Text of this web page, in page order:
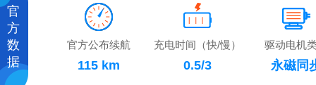
官
方
数
据
官方公布续航
115 km
充电时间（快/慢）
0.5/3
驱动电机
永磁同